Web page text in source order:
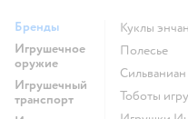
Бренды
Игрушечное
оружие
Игрушечный
транспорт
Куклы
Полесье
Тоботы